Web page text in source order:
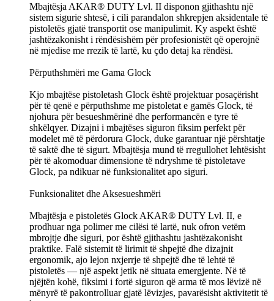
Mbajtësja AKAR® DUTY Lvl. II disponon gjithashtu një
sistem sigurie shtesë, i cili parandalon shkrepjen aksidentale të
pistoletës gjatë transportit ose manipulimit. Ky aspekt është
jashtëzakonisht i rëndësishëm për profesionistët që operojnë
në mjedise me rrezik të lartë, ku çdo detaj ka rëndësi.
Përputhshmëri me Gama Glock
Kjo mbajtëse pistoletash Glock është projektuar posaçërisht
për të qenë e përputhshme me pistoletat e gamës Glock, të
njohura për besueshmërinë dhe performancën e tyre të
shkëlqyer. Dizajni i mbajtëses siguron fiksim perfekt për
modelet më të përdorura Glock, duke garantuar një përshtatje
të saktë dhe të sigurt. Mbajtësja mund të rregullohet lehtësisht
për të akomoduar dimensione të ndryshme të pistoletave
Glock, pa ndikuar në funksionalitet apo siguri.
Funksionalitet dhe Aksesueshmëri
Mbajtësja e pistoletës Glock AKAR® DUTY Lvl. II, e
prodhuar nga polimer me cilësi të lartë, nuk ofron vetëm
mbrojtje dhe siguri, por është gjithashtu jashtëzakonisht
praktike. Falë sistemit të lirimit të shpejtë dhe dizajnit
ergonomik, ajo lejon nxjerrje të shpejtë dhe të lehtë të
pistoletës — një aspekt jetik në situata emergjente. Në të
njëjtën kohë, fiksimi i fortë siguron që arma të mos lëvizë në
mënyrë të pakontrolluar gjatë lëvizjes, pavarësisht aktivitetit të